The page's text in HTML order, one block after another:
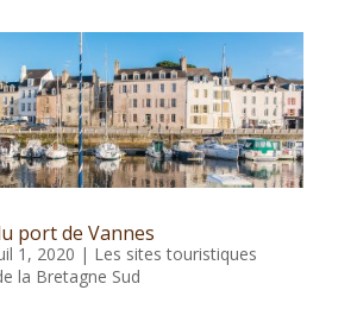
port de Vannes
1, 2020 | Les sites touristiques
la Bretagne Sud